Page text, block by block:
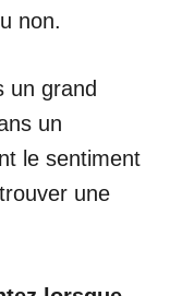
non.
un grand
un
le sentiment
une